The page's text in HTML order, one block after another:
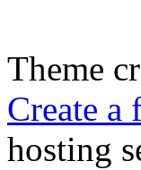
Theme
Create a
hosting